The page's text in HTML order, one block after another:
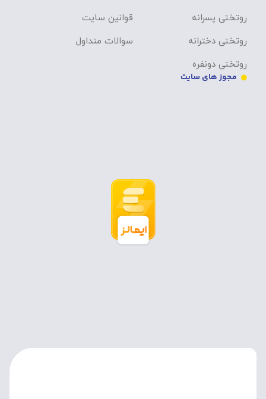
روتختی پسرانه
روتختی دخترانه
روتختی دونفره
قوانین سایت
سوالات متداول
مجوز های سایت